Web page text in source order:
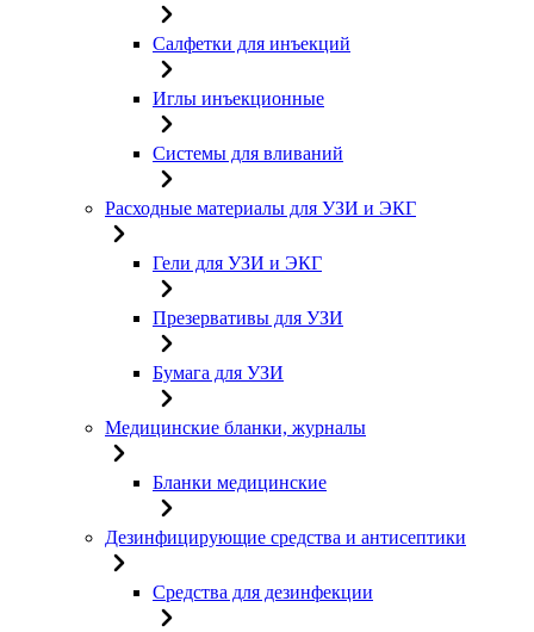
Салфетки для инъекций
Иглы инъекционные
Системы для вливаний
Расходные материалы для УЗИ и ЭКГ
Гели для УЗИ и ЭКГ
Презервативы для УЗИ
Бумага для УЗИ
Медицинские бланки, журналы
Бланки медицинские
Дезинфицирующие средства и антисептики
Средства для дезинфекции